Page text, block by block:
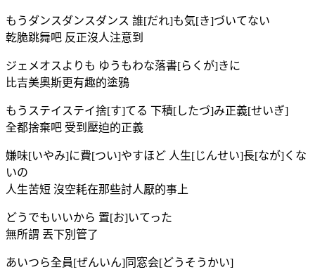
もうダンスダンスダンス 誰[だれ]も気[き]づいてない
乾脆跳舞吧 反正沒人注意到
ジェメオスよりも ゆうもわな落書[らくが]きに
比吉美奧斯更有趣的塗鴉
もうステイステイ捨[す]てる 下積[したづ]み正義[せいぎ]
全都捨棄吧 受到壓迫的正義
嫌味[いやみ]に費[つい]やすほど 人生[じんせい]長[なが]くな
いの
人生苦短 沒空耗在那些討人厭的事上
どうでもいいから 置[お]いてった
無所謂 丟下別管了
あいつら全員[ぜんいん]同窓会[どうそうかい]